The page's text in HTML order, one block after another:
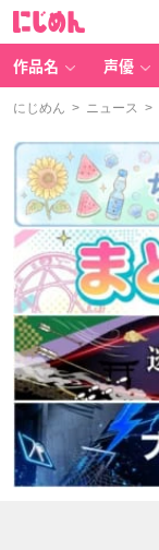
作品名 声優
にじめん > ニュース >